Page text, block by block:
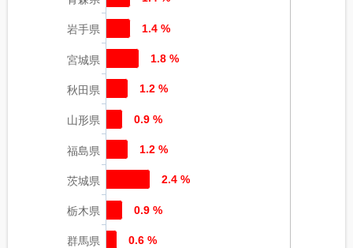
岩手県
宮城県
秋田県
山形県
福島県
茨城県
栃木県
群馬県
1.4 %
1.8 %
1.2 %
0.9 %
1.2 %
2.4 %
0.9 %
0.6 %